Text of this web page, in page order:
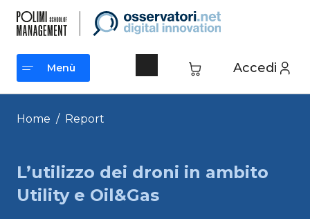
contenuto
Accedi
Menù
Menù
Home / Report
L’utilizzo dei droni in ambito
Utility e Oil&Gas